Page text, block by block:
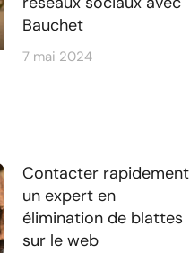
Bauchet
7 mai 2024
Contacter rapidement
un expert en
élimination de blattes
sur le web